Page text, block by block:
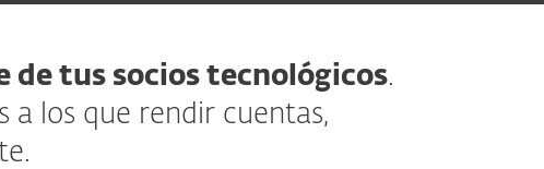
tus socios tecnológicos.
a los que rendir cuentas,